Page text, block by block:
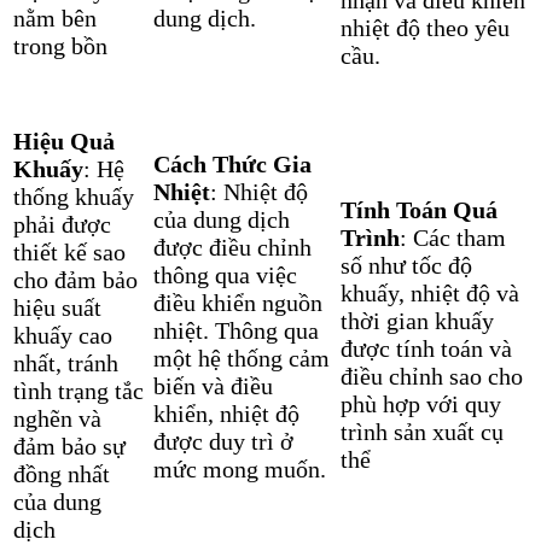
nằm bên
trong bồn
dung dịch.
nhiệt độ theo yêu
cầu.
Hiệu Quả
Khuấy: Hệ
thống khuấy
phải được
thiết kế sao
cho đảm bảo
hiệu suất
khuấy cao
nhất, tránh
tình trạng tắc
nghẽn và
đảm bảo sự
đồng nhất
của dung
dịch
Cách Thức Gia
Nhiệt: Nhiệt độ
của dung dịch
được điều chỉnh
thông qua việc
điều khiển nguồn
nhiệt. Thông qua
một hệ thống cảm
biến và điều
khiển, nhiệt độ
được duy trì ở
mức mong muốn.
Tính Toán Quá
Trình: Các tham
số như tốc độ
khuấy, nhiệt độ và
thời gian khuấy
được tính toán và
điều chỉnh sao cho
phù hợp với quy
trình sản xuất cụ
thể